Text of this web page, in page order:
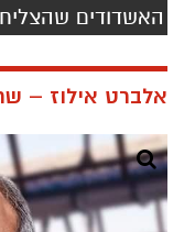
האשדודים
אלברט אילוז –